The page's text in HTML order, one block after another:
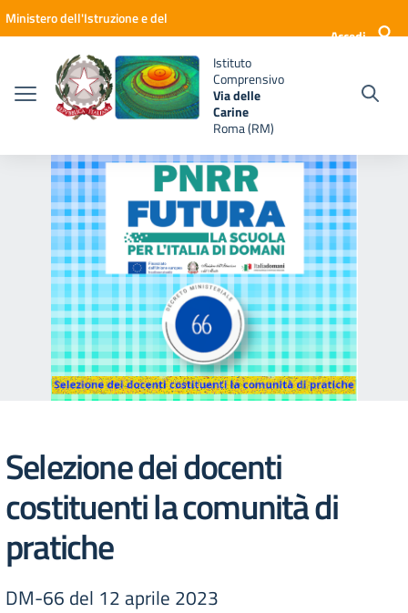
Vai ai contenuti
Vai al menu di navigazione
Vai al footer
Ministero dell'Istruzione e del
Accedi
Istituto
Comprensivo
Via delle
Carine
Roma (RM)
Selezione dei docenti
costituenti la comunità di
pratiche
DM-66 del 12 aprile 2023